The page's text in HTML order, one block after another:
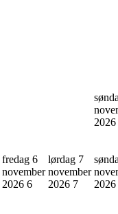
2026
fredag 6
november
2026 6
lørdag 7
november
2026 7
2026